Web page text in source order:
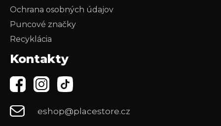
Ochrana osobných údajov
Puncové značky
Recyklácia
Kontakty
eshop@placestore.cz